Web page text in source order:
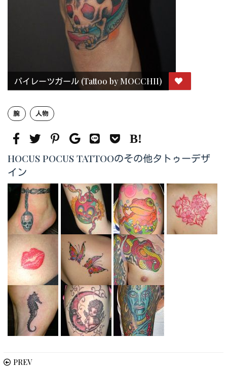
パイレーツガール (Tattoo by MOCCHII)
腕 人物
HOCUS POCUS TATTOOのその他タトゥーデザ
イン
PREV